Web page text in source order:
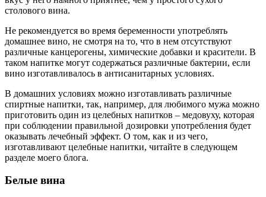
столового вина.
Не рекомендуется во время беременности употреблять
домашнее вино, не смотря на то, что в нем отсутствуют
различные канцерогены, химические добавки и красители. В
таком напитке могут содержаться различные бактерии, если
вино изготавливалось в антисанитарных условиях.
В домашних условиях можно изготавливать различные
спиртные напитки, так, например, для любимого мужа можно
приготовить один из целебных напитков – медовуху, которая
при соблюдении правильной дозировки употребления будет
оказывать лечебный эффект. О том, как и из чего,
изготавливают целебные напитки, читайте в следующем
разделе моего блога.
Белые вина